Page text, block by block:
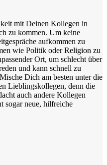
mit Deinen Kollegen in
zu kommen. Um keine
aufkommen zu
wie Politik oder Religion zu
Ort, um schlecht über
und kann schnell zu
Dich am besten unter die
Lieblingskollegen, denn die
auch andere Kollegen
sogar neue, hilfreiche